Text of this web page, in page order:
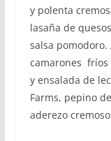
y polenta
lasaña de
salsa
camarones fríos
y ensalada de
Farms, pepino
aderezo